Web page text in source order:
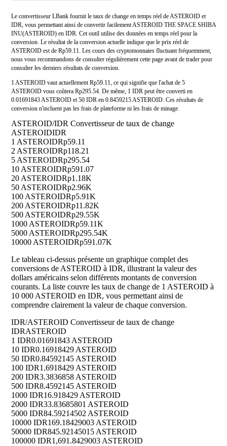
Le convertisseur LBank fournit le taux de change en temps réel de ASTEROID et
IDR, vous permettant ainsi de convertir facilement ASTEROID THE SPACE SHIBA
INU(ASTEROID) en IDR. Cet outil utilise des données en temps réel pour la
conversion. Le résultat de la conversion actuelle indique que le prix réel de
ASTEROID est de Rp59.11. Les cours des cryptomonnaies fluctuant fréquemment,
nous vous recommandons de consulter régulièrement cette page avant de trader pour
consulter les derniers résultats de conversion.
1 ASTEROID vaut actuellement Rp59.11, ce qui signifie que l'achat de 5
ASTEROID vous coûtera Rp295.54. De même, 1 IDR peut être converti en
0.01691843 ASTEROID et 50 IDR en 0.8459215 ASTEROID. Ces résultats de
conversion n'incluent pas les frais de plateforme ni les frais de minage.
ASTEROID/IDR Convertisseur de taux de change
ASTEROIDIDR
1 ASTEROIDRp59.11
2 ASTEROIDRp118.21
5 ASTEROIDRp295.54
10 ASTEROIDRp591.07
20 ASTEROIDRp1.18K
50 ASTEROIDRp2.96K
100 ASTEROIDRp5.91K
200 ASTEROIDRp11.82K
500 ASTEROIDRp29.55K
1000 ASTEROIDRp59.11K
5000 ASTEROIDRp295.54K
10000 ASTEROIDRp591.07K
Le tableau ci-dessus présente un graphique complet des
conversions de ASTEROID à IDR, illustrant la valeur des
dollars américains selon différents montants de conversion
courants. La liste couvre les taux de change de 1 ASTEROID à
10 000 ASTEROID en IDR, vous permettant ainsi de
comprendre clairement la valeur de chaque conversion.
IDR/ASTEROID Convertisseur de taux de change
IDRASTEROID
1 IDR0.01691843 ASTEROID
10 IDR0.16918429 ASTEROID
50 IDR0.84592145 ASTEROID
100 IDR1.6918429 ASTEROID
200 IDR3.3836858 ASTEROID
500 IDR8.4592145 ASTEROID
1000 IDR16.918429 ASTEROID
2000 IDR33.83685801 ASTEROID
5000 IDR84.59214502 ASTEROID
10000 IDR169.18429003 ASTEROID
50000 IDR845.92145015 ASTEROID
100000 IDR1,691.8429003 ASTEROID